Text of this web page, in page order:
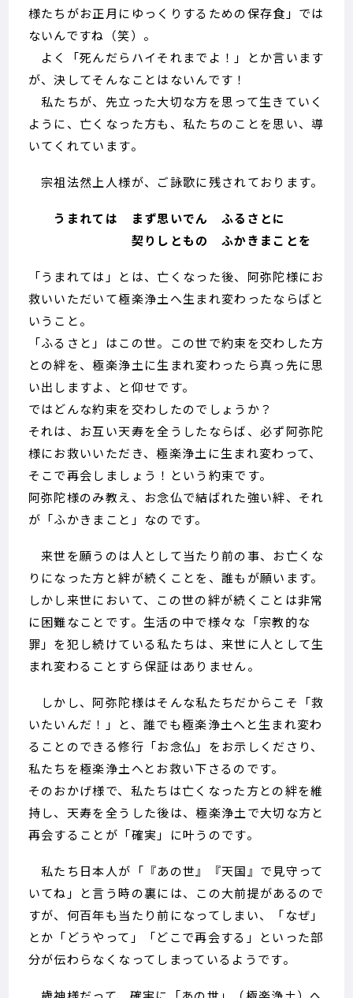
様たちがお正月にゆっくりするための保存食」では
ないんですね（笑）。
よく「死んだらハイそれまでよ！」とか言います
が、決してそんなことはないんです！
私たちが、先立った大切な方を思って生きていく
ように、亡くなった方も、私たちのことを思い、導
いてくれています。
宗祖法然上人様が、ご詠歌に残されております。
うまれては まず思いでん ふるさとに
契りしともの ふかきまことを
「うまれては」とは、亡くなった後、阿弥陀様にお
救いいただいて極楽浄土へ生まれ変わったならばと
いうこと。
「ふるさと」はこの世。この世で約束を交わした方
との絆を、極楽浄土に生まれ変わったら真っ先に思
い出しますよ、と仰せです。
ではどんな約束を交わしたのでしょうか？
それは、お互い天寿を全うしたならば、必ず阿弥陀
様にお救いいただき、極楽浄土に生まれ変わって、
そこで再会しましょう！という約束です。
阿弥陀様のみ教え、お念仏で結ばれた強い絆、それ
が「ふかきまこと」なのです。
来世を願うのは人として当たり前の事、お亡くな
りになった方と絆が続くことを、誰もが願います。
しかし来世において、この世の絆が続くことは非常
に困難なことです。生活の中で様々な「宗教的な
罪」を犯し続けている私たちは、来世に人として生
まれ変わることすら保証はありません。
しかし、阿弥陀様はそんな私たちだからこそ「救
いたいんだ！」と、誰でも極楽浄土へと生まれ変わ
ることのできる修行「お念仏」をお示しくださり、
私たちを極楽浄土へとお救い下さるのです。
そのおかげ様で、私たちは亡くなった方との絆を維
持し、天寿を全うした後は、極楽浄土で大切な方と
再会することが「確実」に叶うのです。
私たち日本人が「『あの世』『天国』で見守って
いてね」と言う時の裏には、この大前提があるので
すが、何百年も当たり前になってしまい、「なぜ」
とか「どうやって」「どこで再会する」といった部
分が伝わらなくなってしまっているようです。